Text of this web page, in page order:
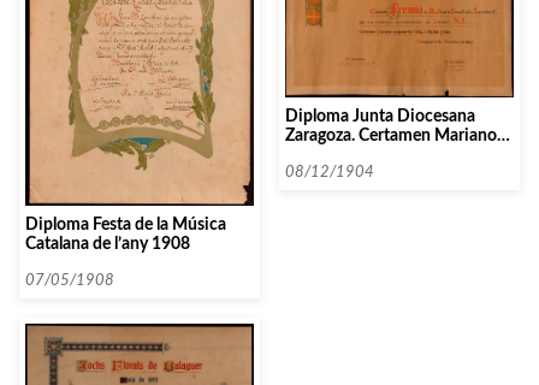
Diploma Festa de la Música
Catalana de l’any 1908
07/05/1908
Diploma Junta Diocesana
Zaragoza. Certamen Mariano
08/12/1904